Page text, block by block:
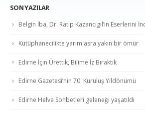
SON YAZILAR
Belgin İba, Dr. Ratip Kazancıgil’in Eserlerini
Kütüphanecilikte yarım asra yakın bir ömür
Edirne İçin Ürettik, Bilime İz Bıraktık
Edirne Gazetesi’nin 70. Kuruluş Yıldönümü
Edirne Helva Sohbetleri geleneği yaşatıldı